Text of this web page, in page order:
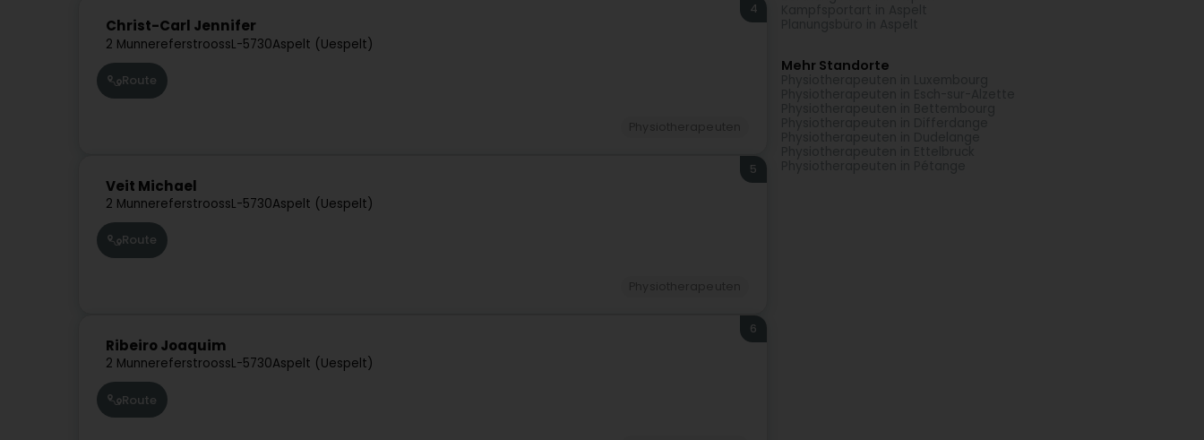
Christ-Carl Jennifer
2 MunnereferstroossL-5730Aspelt (Uespelt)
4
Route
Veit Michael
2 MunnereferstroossL-5730Aspelt (Uespelt)
5
Route
Ribeiro Joaquim
2 MunnereferstroossL-5730Aspelt (Uespelt)
6
Route
Mehr Standorte